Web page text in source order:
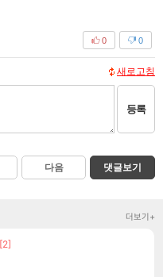
0
0
새로고침
등록
다음 댓글보기
더보기+
[2]